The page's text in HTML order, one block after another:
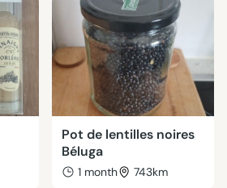
Pot de lentilles noires
Béluga
1 month 743km